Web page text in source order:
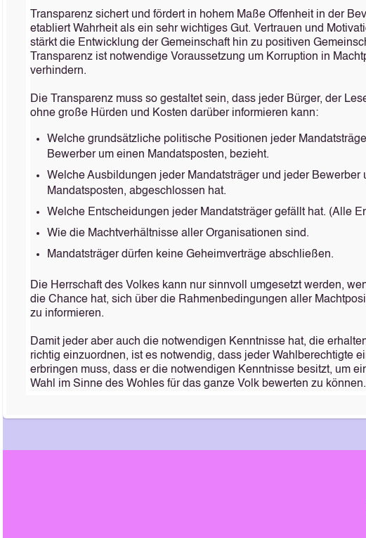
Transparenz sichert und fördert in hohem Maße Offenheit in der
etabliert Wahrheit als ein sehr wichtiges Gut. Vertrauen und
stärkt die Entwicklung der Gemeinschaft hin zu positiven
Transparenz ist notwendige Voraussetzung um Korruption in
verhindern.
Die Transparenz muss so gestaltet sein, dass jeder Bürger, der
ohne große Hürden und Kosten darüber informieren kann:
Welche grundsätzliche politische Positionen jeder
Bewerber um einen Mandatsposten, bezieht.
Welche Ausbildungen jeder Mandatsträger und jeder Bewerber
Mandatsposten, abgeschlossen hat.
Welche Entscheidungen jeder Mandatsträger gefällt hat. (Alle
Wie die Machtverhältnisse aller Organisationen sind.
Mandatsträger dürfen keine Geheimverträge abschließen.
Die Herrschaft des Volkes kann nur sinnvoll umgesetzt werden,
die Chance hat, sich über die Rahmenbedingungen aller
zu informieren.
Damit jeder aber auch die notwendigen Kenntnisse hat, die
richtig einzuordnen, ist es notwendig, dass jeder Wahlberechtigte
erbringen muss, dass er die notwendigen Kenntnisse besitzt, um
Wahl im Sinne des Wohles für das ganze Volk bewerten zu können.